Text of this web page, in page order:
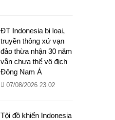
ĐT Indonesia bị loại,
truyền thông xứ vạn
đảo thừa nhận 30 năm
vẫn chưa thể vô địch
Đông Nam Á
07/08/2026 23:02
Tội đồ khiến Indonesia